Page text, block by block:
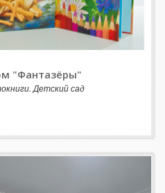
"Фантазёры"
Детский сад